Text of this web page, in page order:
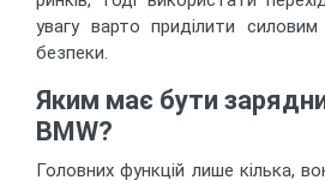
увагу варто приділити
безпеки.
Яким має бути
BMW?
Головних функцій лише кілька,